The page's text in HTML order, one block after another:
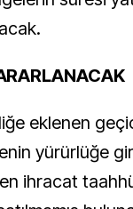
eklenen
yürürlüğe
ihracat